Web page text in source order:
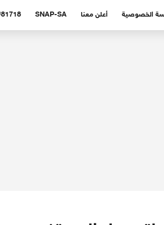
الخصوصية أعلن معنا SNAP-SA #81718 (بدون